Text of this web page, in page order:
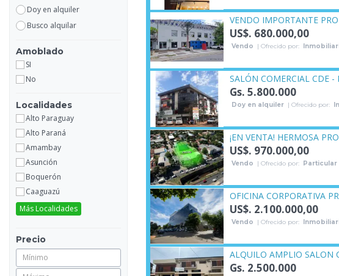
Doy en alquiler
Busco alquilar
Amoblado
SI
No
Localidades
Alto Paraguay
Alto Paraná
Amambay
Asunción
Boquerón
Caaguazú
Más Localidades
Precio
VENDO IMPORTANTE
US$. 680.000,00
Vendo | Ofrecido por:
SALÓN COMERCIAL CDE -
Gs. 5.800.000
Doy en alquiler | Ofrecido por:
¡EN VENTA! HERMOSA
US$. 970.000,00
Vendo | Ofrecido por: Particular
OFICINA CORPORATIVA
US$. 2.100.000,00
Vendo | Ofrecido por:
ALQUILO AMPLIO SALON
Gs. 2.500.000